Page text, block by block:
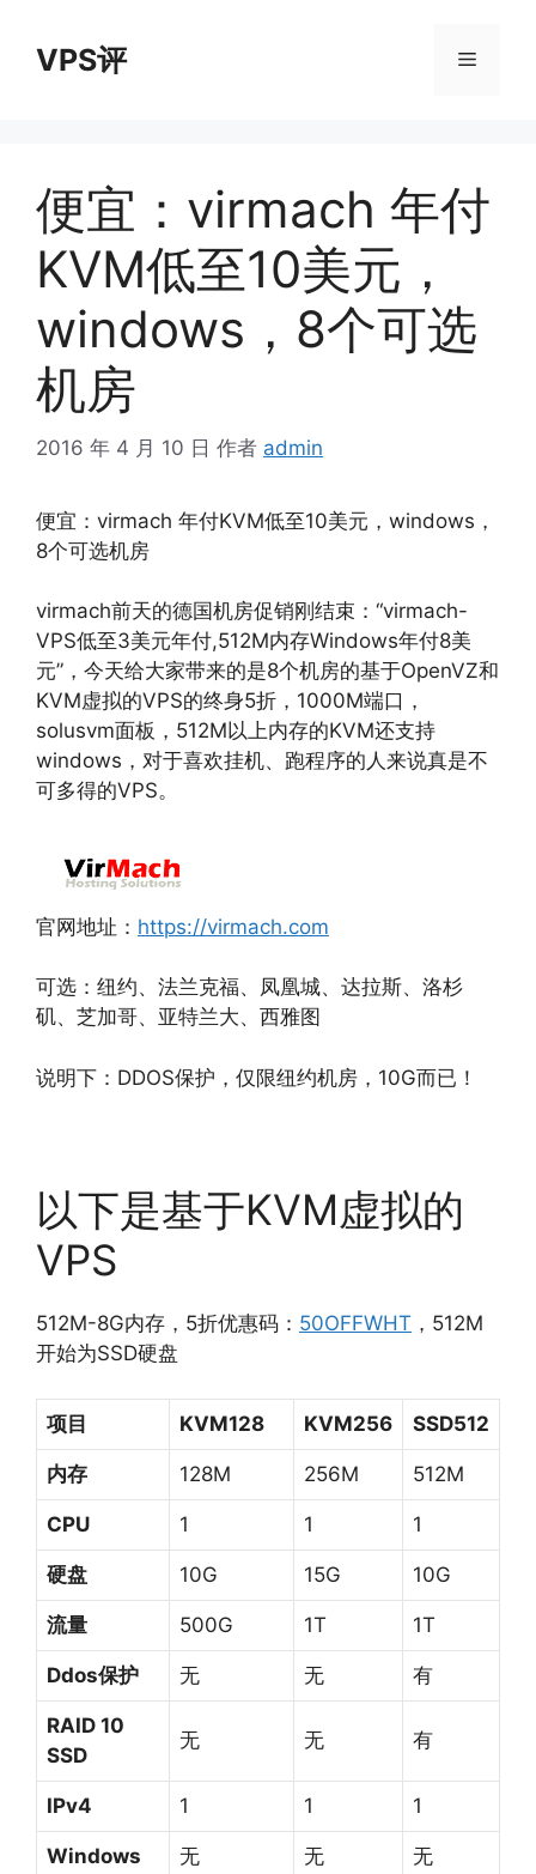
VPS评 菜
便宜：virmach 年付
KVM低至10美元，
windows，8个可选
机房
2016 年 4 月 10 日 作者 admin
便宜：virmach 年付KVM低至10美元，windows，
8个可选机房
virmach前天的德国机房促销刚结束：“virmach-
VPS低至3美元年付,512M内存Windows年付8美
元”，今天给大家带来的是8个机房的基于OpenVZ和
KVM虚拟的VPS的终身5折，1000M端口，
solusvm面板，512M以上内存的KVM还支持
windows，对于喜欢挂机、跑程序的人来说真是不
可多得的VPS。
官网地址： https://virmach.com
可选：纽约、法兰克福、凤凰城、达拉斯、洛杉
矶、芝加哥、亚特兰大、西雅图
说明下：DDOS保护，仅限纽约机房，10G而已！
以下是基于KVM虚拟的
VPS
512M-8G内存，5折优惠码： 50OFFWHT ，512M
开始为SSD硬盘
项目 KVM128 KVM256 SSD512
内存 128M 256M 512M
CPU 1 1 1
硬盘 10G 15G 10G
流量 500G 1T 1T
Ddos保护 无 无 有
RAID 10
SSD
无 无 有
IPv4 1 1 1
Windows 无 无 无